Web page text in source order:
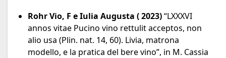
Rohr Vio, F e Iulia Augusta ( 2023)“LXXXVI
annos vitae Pucino vino rettulit acceptos, non
alio usa (Plin. nat. 14, 60). Livia, matrona
modello, e la pratica del bere vino”, in M. Cassia